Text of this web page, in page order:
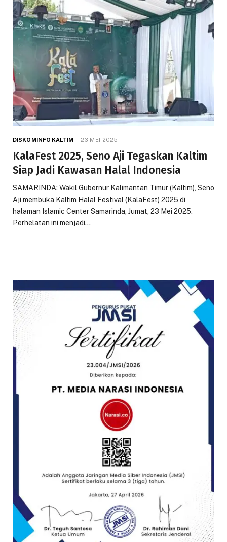
DISKOMINFO KALTIM 23 MEI 2025
KalaFest 2025, Seno Aji Tegaskan Kaltim
Siap Jadi Kawasan Halal Indonesia
SAMARINDA: Wakil Gubernur Kalimantan Timur (Kaltim), Seno
Aji membuka Kaltim Halal Festival (KalaFest) 2025 di
halaman Islamic Center Samarinda, Jumat, 23 Mei 2025.
Perhelatan ini menjadi…